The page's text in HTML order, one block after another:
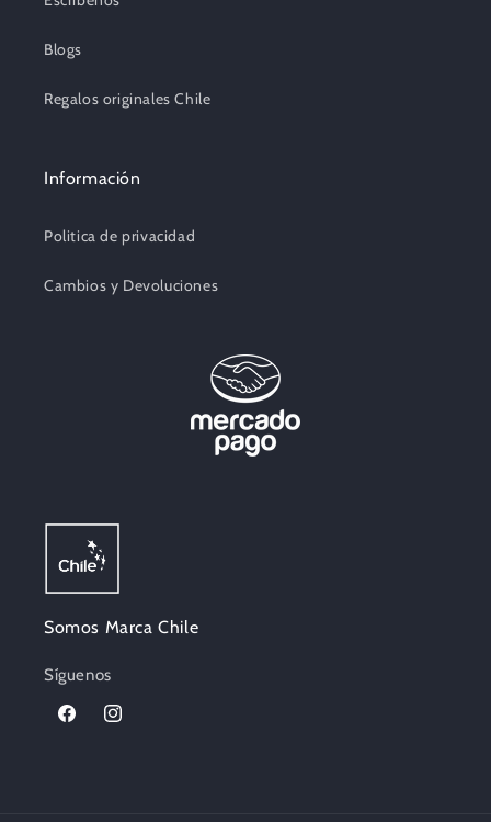
Blogs
Regalos originales Chile
Información
Politica de privacidad
Cambios y Devoluciones
Somos Marca Chile
Síguenos
FacebookInstagram